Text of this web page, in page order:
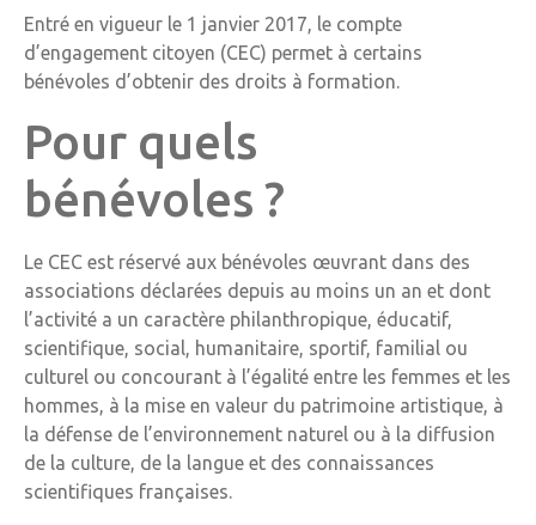
Entré en vigueur le 1 janvier 2017, le compte
d’engagement citoyen (CEC) permet à certains
bénévoles d’obtenir des droits à formation.
Pour quels
bénévoles ?
Le CEC est réservé aux bénévoles œuvrant dans des
associations déclarées depuis au moins un an et dont
l’activité a un caractère philanthropique, éducatif,
scientifique, social, humanitaire, sportif, familial ou
culturel ou concourant à l’égalité entre les femmes et les
hommes, à la mise en valeur du patrimoine artistique, à
la défense de l’environnement naturel ou à la diffusion
de la culture, de la langue et des connaissances
scientifiques françaises.